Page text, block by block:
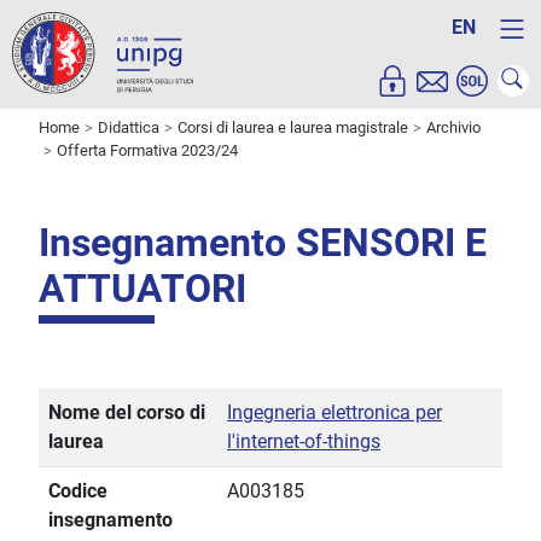
EN
Home Didattica Corsi di laurea e laurea magistrale
Archivio
Offerta Formativa 2023/24
Insegnamento SENSORI E
ATTUATORI
Nome del corso di
laurea
Ingegneria elettronica per
l'internet-of-things
Codice
insegnamento
A003185